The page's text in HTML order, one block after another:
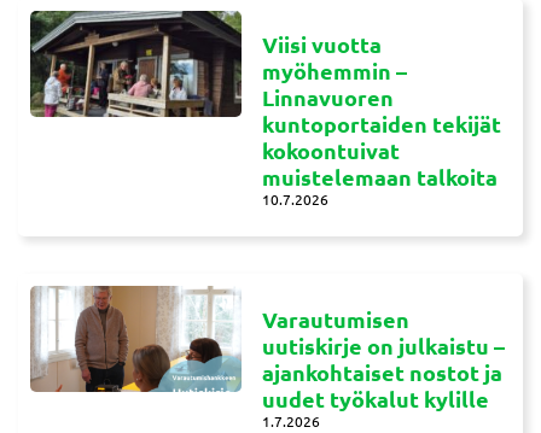
Viisi vuotta
myöhemmin –
Linnavuoren
kuntoportaiden tekijät
kokoontuivat
muistelemaan talkoita
10.7.2026
Varautumisen
uutiskirje on julkaistu –
ajankohtaiset nostot ja
uudet työkalut kylille
1.7.2026